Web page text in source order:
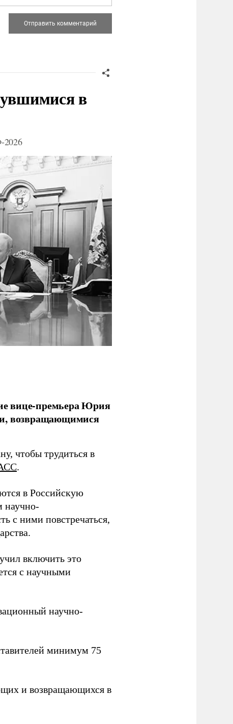
в
2026
вице-премьера Юрия
возвращающимися
чтобы трудиться в
.
в Российскую
научно-
с ними повстречаться,
включить это
с научными
научно-
минимум 75
и возвращающихся в